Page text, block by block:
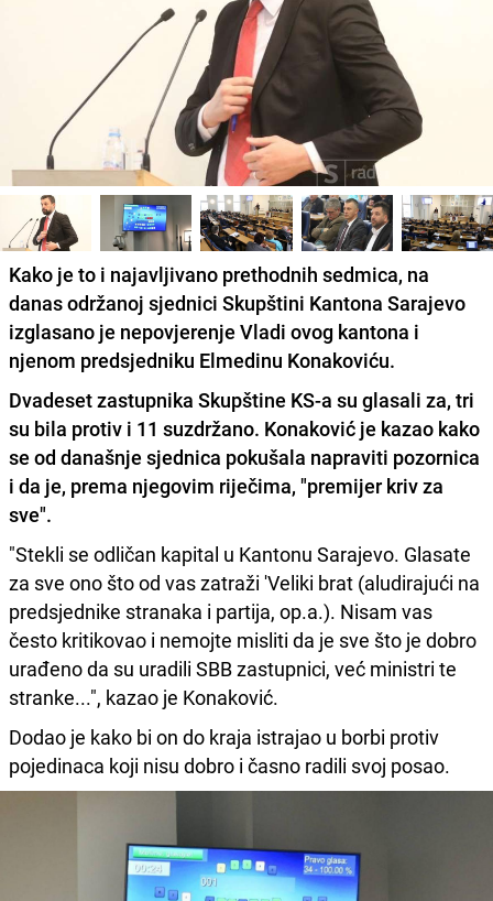
Kako je to i najavljivano prethodnih sedmica, na
danas održanoj sjednici Skupštini Kantona Sarajevo
izglasano je nepovjerenje Vladi ovog kantona i
njenom predsjedniku Elmedinu Konakoviću.
Dvadeset zastupnika Skupštine KS-a su glasali za, tri
su bila protiv i 11 suzdržano. Konaković je kazao kako
se od današnje sjednica pokušala napraviti pozornica
i da je, prema njegovim riječima, "premijer kriv za
sve".
"Stekli se odličan kapital u Kantonu Sarajevo. Glasate
za sve ono što od vas zatraži 'Veliki brat (aludirajući na
predsjednike stranaka i partija, op.a.). Nisam vas
često kritikovao i nemojte misliti da je sve što je dobro
urađeno da su uradili SBB zastupnici, već ministri te
stranke...", kazao je Konaković.
Dodao je kako bi on do kraja istrajao u borbi protiv
pojedinaca koji nisu dobro i časno radili svoj posao.